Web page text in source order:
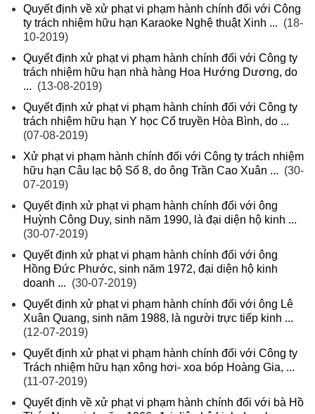
Quyết định về xử phạt vi phạm hành chính đối với Công
ty trách nhiệm hữu hạn Karaoke Nghệ thuật Xinh ... (18-
10-2019)
Quyết định xử phạt vi phạm hành chính đối với Công ty
trách nhiệm hữu hạn nhà hàng Hoa Hướng Dương, do
... (13-08-2019)
Quyết định xử phạt vi phạm hành chính đối với Công ty
trách nhiệm hữu hạn Y học Cổ truyền Hòa Bình, do ...
(07-08-2019)
Xử phạt vi phạm hành chính đối với Công ty trách nhiệm
hữu hạn Câu lạc bộ Số 8, do ông Trần Cao Xuân ... (30-
07-2019)
Quyết định xử phạt vi phạm hành chính đối với ông
Huỳnh Công Duy, sinh năm 1990, là đại diện hộ kinh ...
(30-07-2019)
Quyết định xử phạt vi phạm hành chính đối với ông
Hồng Đức Phước, sinh năm 1972, đại diện hộ kinh
doanh ... (30-07-2019)
Quyết định xử phạt vi phạm hành chính đối với ông Lê
Xuân Quang, sinh năm 1988, là người trực tiếp kinh ...
(12-07-2019)
Quyết định xử phạt vi phạm hành chính đối với Công ty
Trách nhiệm hữu hạn xông hơi- xoa bóp Hoàng Gia, ...
(11-07-2019)
Quyết định về xử phạt vi phạm hành chính đối với bà Hồ